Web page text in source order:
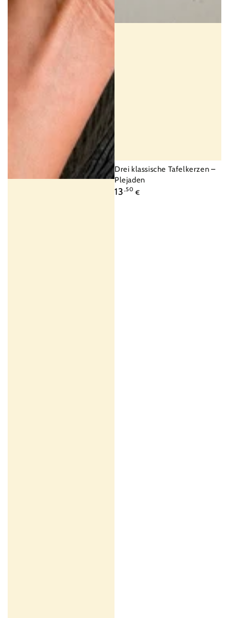
Fournisseur:
Drei klassische Tafelkerzen –
Plejaden
Prix
13 ,50 €